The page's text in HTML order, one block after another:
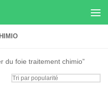
du foie traitement chimio”